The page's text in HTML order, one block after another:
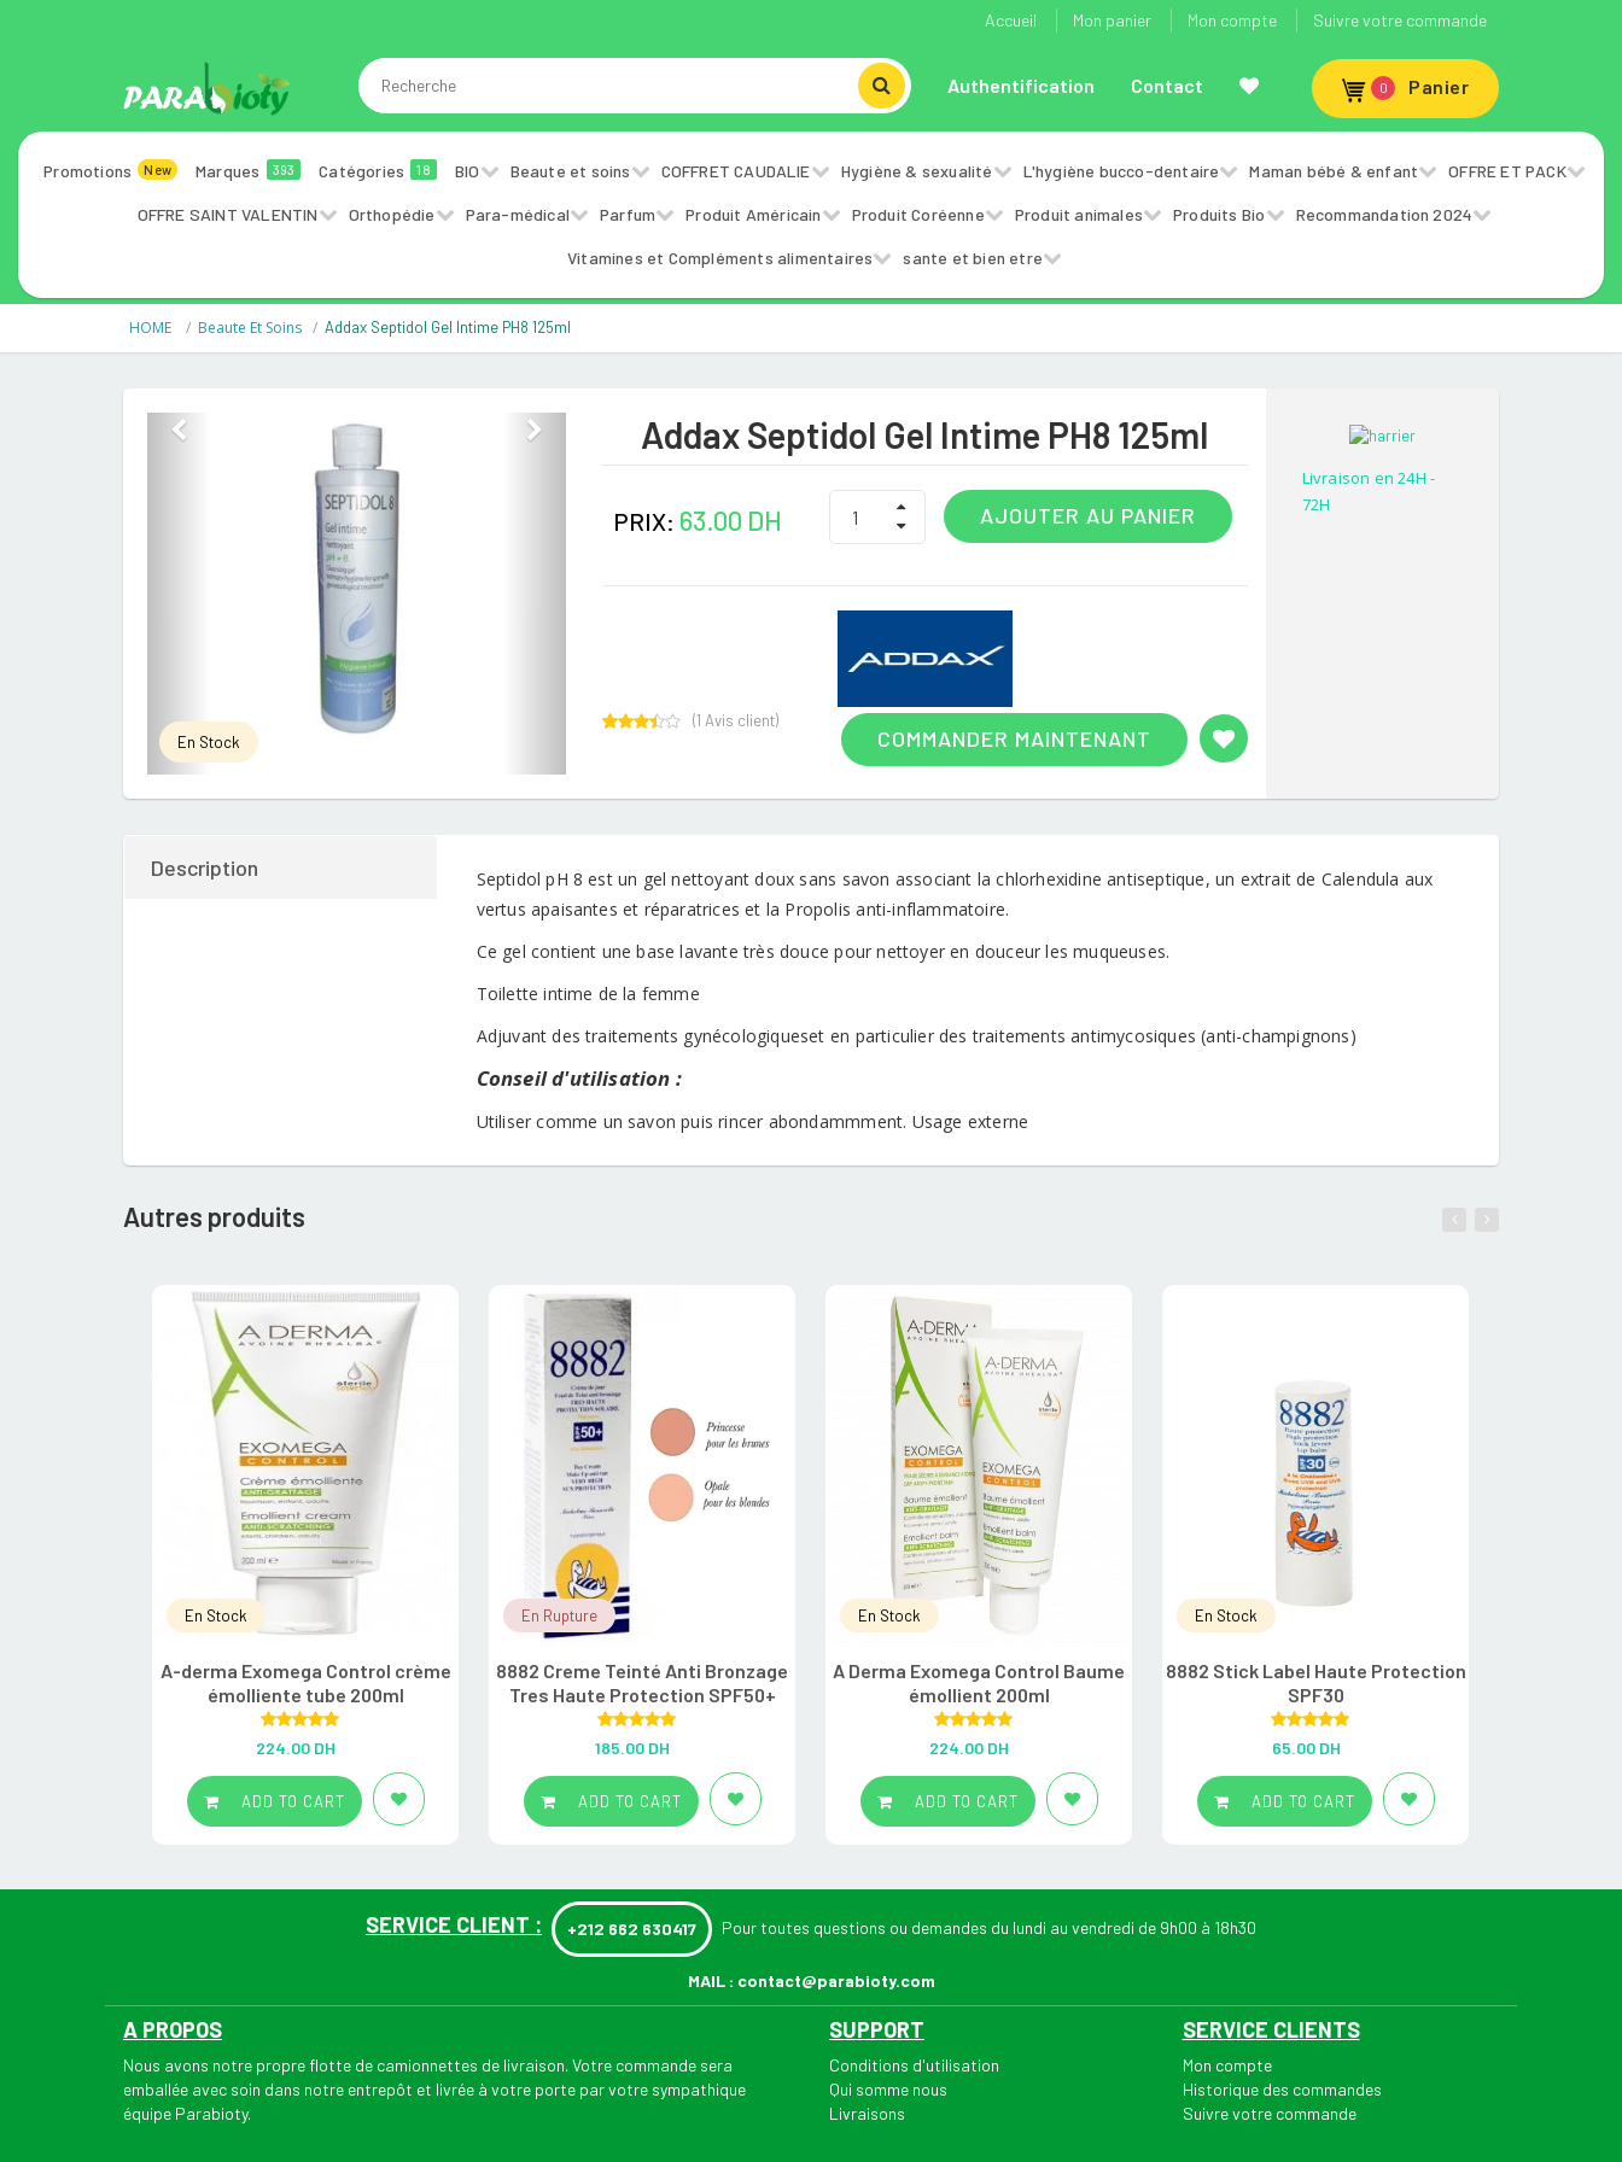
Accueil Mon panier Mon compte Suivre votre commande
Authentification Contact 0 Panier
Promotions New Marques 393 Catégories 18 BIO Beaute et soins COFFRET CAUDALIE Hygiène & sexualité L'hygiène bucco-dentaire Maman bébé & enfant OFFRE ET PACK
OFFRE SAINT VALENTIN Orthopédie Para-médical Parfum Produit Américain Produit Coréenne Produit animales Produits Bio Recommandation 2024
Vitamines et Compléments alimentaires sante et bien etre
HOME Beaute Et Soins Addax Septidol Gel Intime PH8 125ml
Previous
En Stock
Addax Septidol Gel Intime PH8 125ml
PRIX: 63.00 DH AJOUTER AU PANIER
COMMANDER MAINTENANT
5
(1 Avis client)
Livraison en 24H -
72H
Description
Septidol pH 8 est un gel nettoyant doux sans savon associant la chlorhexidine antiseptique, un extrait de Calendula aux
vertus apaisantes et réparatrices et la Propolis anti-inflammatoire.
Ce gel contient une base lavante très douce pour nettoyer en douceur les muqueuses.
Toilette intime de la femme
Adjuvant des traitements gynécologiqueset en particulier des traitements antimycosiques (anti-champignons)
Conseil d'utilisation :
Utiliser comme un savon puis rincer abondammment. Usage externe
Autres produits
En Stock
A-derma Exomega Control crème
émolliente tube 200ml
Rated 5.00
out of 5
224.00 DH
ADD TO CART
En Rupture
8882 Creme Teinté Anti Bronzage
Tres Haute Protection SPF50+
Rated 5.00
out of 5
185.00 DH
ADD TO CART
En Stock
A Derma Exomega Control Baume
émollient 200ml
Rated 5.00
out of 5
224.00 DH
ADD TO CART
En Stock
8882 Stick Label Haute Protection
SPF30
Rated5.00
out of 5
65.00 DH
ADD TO CART
SERVICE CLIENT : +212 662 630417 Pour toutes questions ou demandes du lundi au vendredi de 9h00 à 18h30
MAIL : contact@parabioty.com
A PROPOS
Nous avons notre propre flotte de camionnettes de livraison. Votre commande sera
emballée avec soin dans notre entrepôt et livrée à votre porte par votre sympathique
équipe Parabioty.
SUPPORT
Conditions d'utilisation
Qui somme nous
Livraisons
SERVICE CLIENTS
Mon compte
Historique des commandes
Suivre votre commande